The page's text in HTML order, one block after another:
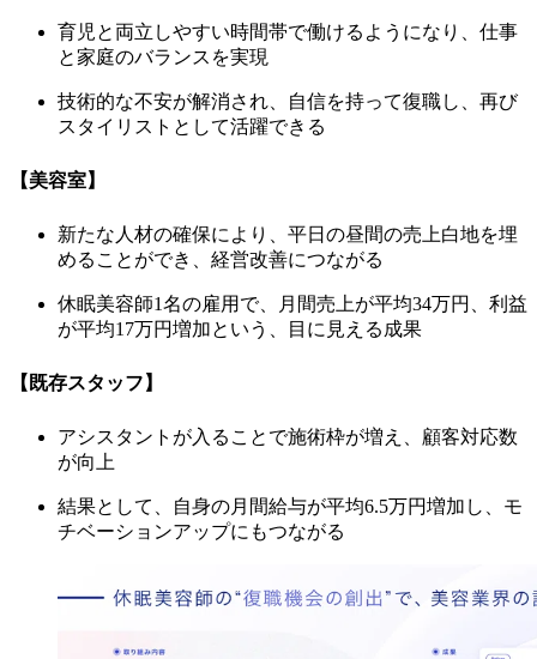
育児と両立しやすい時間帯で働けるようになり、仕事
と家庭のバランスを実現
技術的な不安が解消され、自信を持って復職し、再び
スタイリストとして活躍できる
【美容室】
新たな人材の確保により、平日の昼間の売上白地を埋
めることができ、経営改善につながる
休眠美容師1名の雇用で、月間売上が平均34万円、利益
が平均17万円増加という、目に見える成果
【既存スタッフ】
アシスタントが入ることで施術枠が増え、顧客対応数
が向上
結果として、自身の月間給与が平均6.5万円増加し、モ
チベーションアップにもつながる